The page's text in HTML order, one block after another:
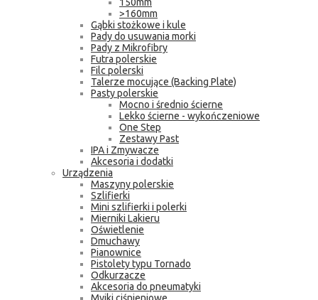
>160mm
Gąbki stożkowe i kule
Pady do usuwania morki
Pady z Mikrofibry
Futra polerskie
Filc polerski
Talerze mocujące (Backing Plate)
Pasty polerskie
Mocno i średnio ścierne
Lekko ścierne - wykończeniowe
One Step
Zestawy Past
IPA i Zmywacze
Akcesoria i dodatki
Urządzenia
Maszyny polerskie
Szlifierki
Mini szlifierki i polerki
Mierniki Lakieru
Oświetlenie
Dmuchawy
Pianownice
Pistolety typu Tornado
Odkurzacze
Akcesoria do pneumatyki